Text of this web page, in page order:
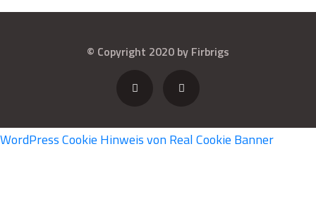
© Copyright 2020 by Firbrigs
WordPress Cookie Hinweis von Real Cookie Banner